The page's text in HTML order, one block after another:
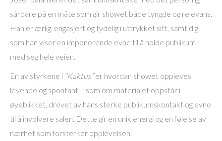
sårbare på en måte som gir showet både tyngde og relevans.
Han er ærlig, engasjert og tydelig i uttrykket sitt, samtidig
som han viser en imponerende evne til å holde publikum
med seg hele veien.
En av styrkene i “Kaktus”er hvordan showet oppleves
levende og spontant – som om materialet oppstår i
øyeblikket, drevet av hans sterke publikumskontakt og evne
til å involvere salen. Dette gir en unik energi og en følelse av
nærhet som forsterker opplevelsen.